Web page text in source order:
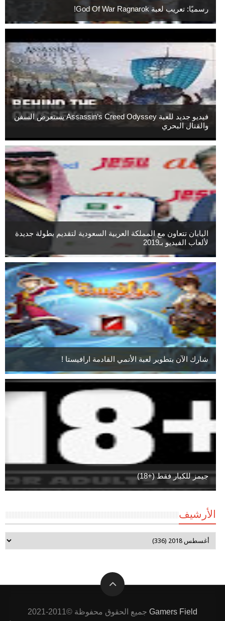
رسميًا: تعريب لعبة God Of War Ragnarok!
فيديو جديد للعبة Assassin’s Creed Odyssey يستعرض السفن
والقتال البحري
اليابان تتعاون مع المملكة العربية السعودية لتقديم بطولة جديدة
لألعاب الفيديو بـ2019
شارك الآن بتطوير لعبة الأنمي القادمة ارافيستا !
جيمز للكبار فقط (+18)
الأرشيف
Gamers Field جميع الحقوق محفوظة ©2011-2021